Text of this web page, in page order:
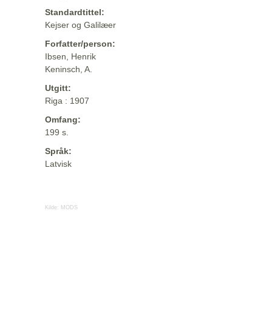
Standardtittel:
Kejser og Galilæer
Forfatter/person:
Ibsen, Henrik
Keninsch, A.
Utgitt:
Riga : 1907
Omfang:
199 s.
Språk:
Latvisk
Kilde: MODS